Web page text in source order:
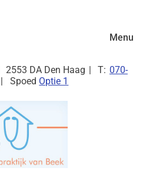
2553 DA Den Haag Tel:
070-
Spoed Optie 1
Menu